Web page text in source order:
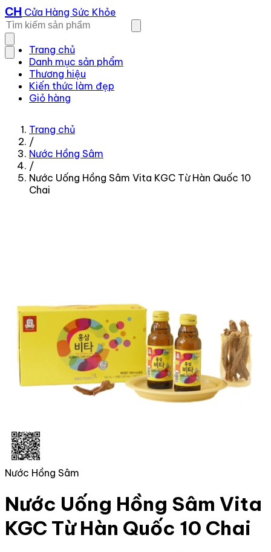
CH Cửa Hàng Sức Khỏe
Trang chủ
Danh mục sản phẩm
Thương hiệu
Kiến thức làm đẹp
Giỏ hàng
Trang chủ
/
Nước Hồng Sâm
/
Nước Uống Hồng Sâm Vita KGC Từ Hàn Quốc 10
Chai
Nước Hồng Sâm
Nước Uống Hồng Sâm Vita
KGC Từ Hàn Quốc 10 Chai